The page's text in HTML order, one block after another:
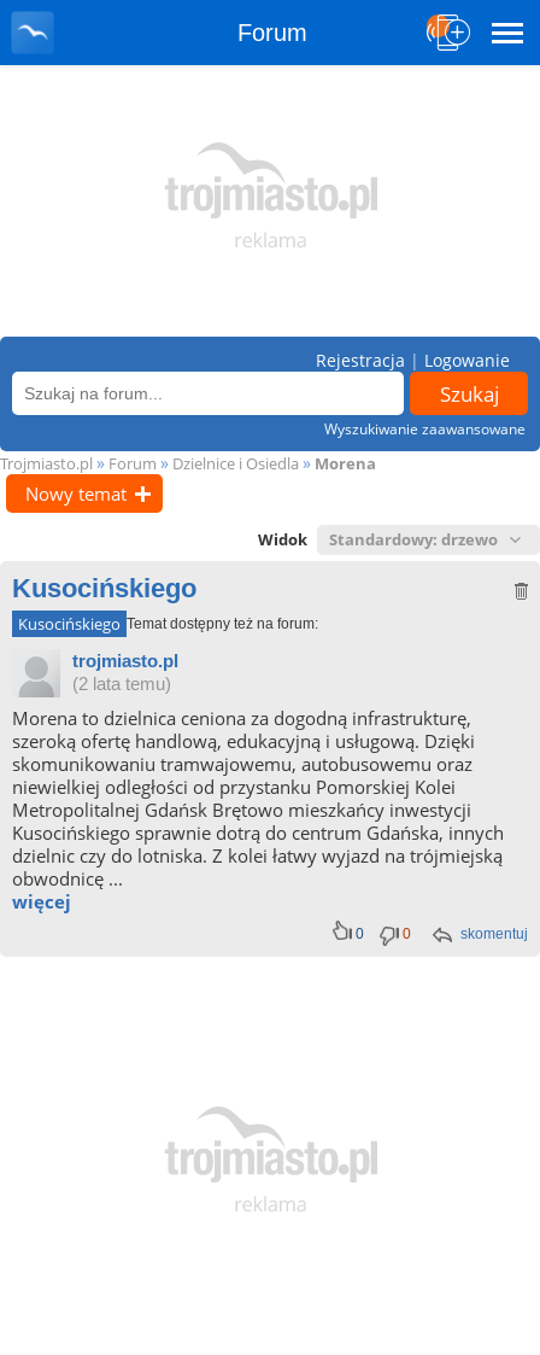
Forum
Wyszukiwanie zaawansowane
Rejestracja | Logowanie
Trojmiasto.pl » Forum » Dzielnice i Osiedla » Morena
Nowy temat
Widok
Kusocińskiego
Kusocińskiego Temat dostępny też na forum:
trojmiasto.pl
(2 lata temu)
Morena to dzielnica ceniona za dogodną infrastrukturę,
szeroką ofertę handlową, edukacyjną i usługową. Dzięki
skomunikowaniu tramwajowemu, autobusowemu oraz
niewielkiej odległości od przystanku Pomorskiej Kolei
Metropolitalnej Gdańsk Brętowo mieszkańcy inwestycji
Kusocińskiego sprawnie dotrą do centrum Gdańska, innych
dzielnic czy do lotniska. Z kolei łatwy wyjazd na trójmiejską
obwodnicę ...
więcej
skomentuj
0 0